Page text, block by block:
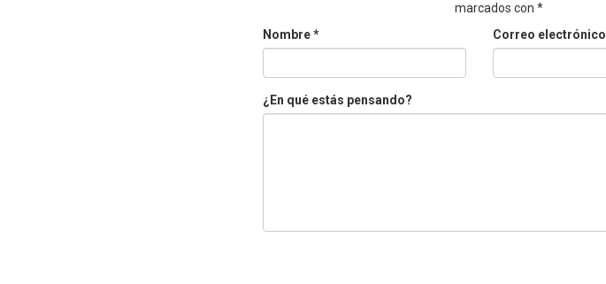
marcados con *
Nombre* Correo electrónico
¿En qué estás pensando?